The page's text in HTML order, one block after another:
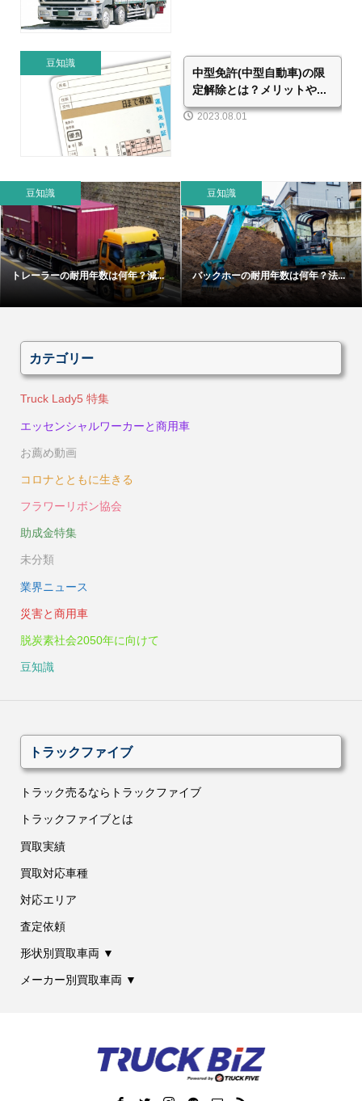
豆知識
中型免許(中型自動車)の限
定解除とは？メリットや...
2023.08.01
豆知識
トレーラーの耐用年数は何年？減...
豆知識
バックホーの耐用年数は何年？法...
カテゴリー
Truck Lady5 特集
エッセンシャルワーカーと商用車
お薦め動画
コロナとともに生きる
フラワーリボン協会
助成金特集
未分類
業界ニュース
災害と商用車
脱炭素社会2050年に向けて
豆知識
トラックファイブ
トラック売るならトラックファイブ
トラックファイブとは
買取実績
買取対応車種
対応エリア
査定依頼
形状別買取車両 ▼
メーカー別買取車両 ▼